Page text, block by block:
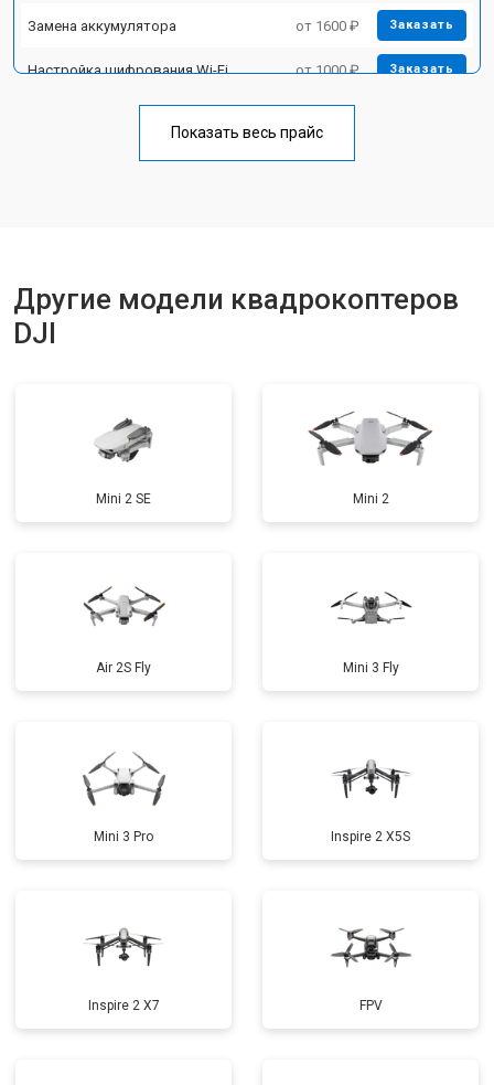
Замена аккумулятора от 1600 ₽ Заказать
Настройка шифрования Wi-Fi от 1000 ₽ Заказать
Замена материнской платы от 2800 ₽
Показать весь прайс
Другие модели квадрокоптеров
DJI
Mini 2 SE Mini 2
Air 2S Fly Mini 3 Fly
Mini 3 Pro Inspire 2 X5S
Inspire 2 X7 FPV